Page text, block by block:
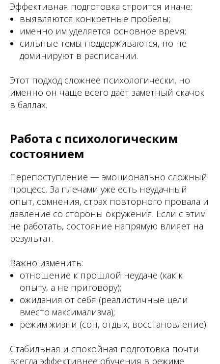
Эффективная подготовка строится иначе:
выявляются конкретные пробелы;
именно им уделяется основное время;
сильные темы поддерживаются, но не
доминируют в расписании.
Этот подход сложнее психологически, но
именно он чаще всего даёт заметный скачок
в баллах.
Работа с психологическим
состоянием
Перепоступление — эмоционально сложный
процесс. За плечами уже есть неудачный
опыт, сомнения, страх повторного провала и
давление со стороны окружения. Если с этим
не работать, состояние напрямую влияет на
результат.
Важно изменить:
отношение к прошлой неудаче (как к
опыту, а не приговору);
ожидания от себя (реалистичные цели
вместо максимализма);
режим жизни (сон, отдых, восстановление).
Стабильная и спокойная подготовка почти
всегда эффективнее обучения в режиме